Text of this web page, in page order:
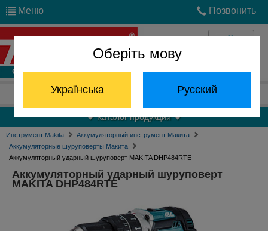
Оберіть мову
Українська Русский
Меню Позвонить
Войти
Отдел запчастей: (068) 824-24-24
Каталог продукции
Инструмент Makita
Аккумуляторный инструмент Макита
Аккумуляторные шуруповерты Макита
Аккумуляторный ударный шуруповерт MAKITA DHP484RTE
Аккумуляторный ударный шуруповерт
MAKITA DHP484RTE